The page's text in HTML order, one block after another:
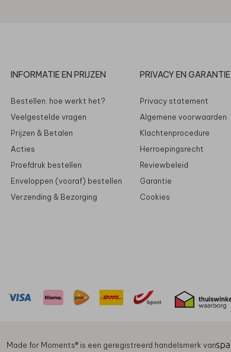
INFORMATIE EN PRIJZEN
Bestellen: hoe werkt het?
Veelgestelde vragen
Prijzen & Betalen
Acties
Proefdruk bestellen
Enveloppen (vooraf) bestellen
Verzending & Bezorging
PRIVACY EN GARANTIE
Privacy statement
Algemene voorwaarden
Klachtenprocedure
Herroepingsrecht
Reviewbeleid
Garantie
Cookies
Made for Moments®️ is een geregistreerd handelsmerk van